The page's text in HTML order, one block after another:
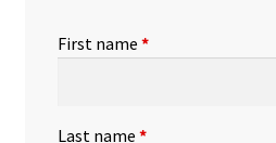
First name *
Last name *